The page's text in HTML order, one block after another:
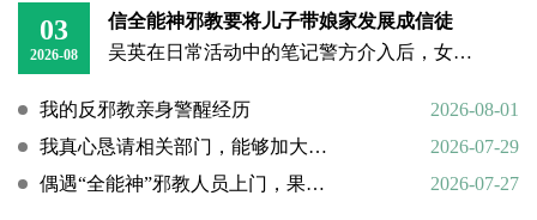
03
2026-08
信全能神邪教要将儿子带娘家发展成信徒
吴英在日常活动中的笔记警方介入后，女子丈夫向警方称，打人原因系担心妻子将儿子带回娘家“被带坏”，并反映妻子和丈母娘涉嫌信奉、传播“全能神”教。经一个多月的调查，警方在其丈母娘家中搜到大量证据，于23日
我的反邪教亲身警醒经历
2026-08-01
我真心恳请相关部门，能够加大对“全能神”邪教的打击力度
2026-07-29
偶遇“全能神”邪教人员上门，果断硬核驱离
2026-07-27